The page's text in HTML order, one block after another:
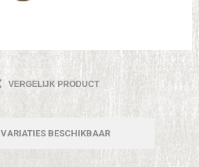
VERGELIJK PRODUCT
VARIATIES BESCHIKBAAR